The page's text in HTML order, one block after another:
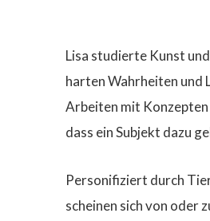
Lisa studierte Kunst
harten Wahrheiten und
Arbeiten mit
dass ein Subjekt dazu
Personifiziert durch
scheinen sich von oder